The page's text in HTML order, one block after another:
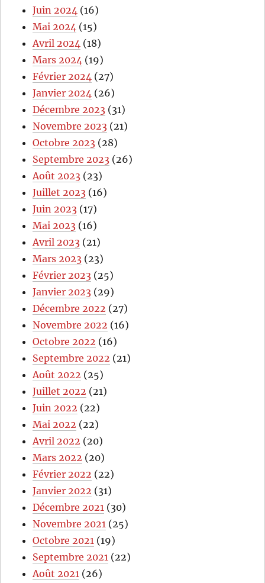
Juin 2024 (16)
Mai 2024 (15)
Avril 2024 (18)
Mars 2024 (19)
Février 2024 (27)
Janvier 2024 (26)
Décembre 2023 (31)
Novembre 2023 (21)
Octobre 2023 (28)
Septembre 2023 (26)
Août 2023 (23)
Juillet 2023 (16)
Juin 2023 (17)
Mai 2023 (16)
Avril 2023 (21)
Mars 2023 (23)
Février 2023 (25)
Janvier 2023 (29)
Décembre 2022 (27)
Novembre 2022 (16)
Octobre 2022 (16)
Septembre 2022 (21)
Août 2022 (25)
Juillet 2022 (21)
Juin 2022 (22)
Mai 2022 (22)
Avril 2022 (20)
Mars 2022 (20)
Février 2022 (22)
Janvier 2022 (31)
Décembre 2021 (30)
Novembre 2021 (25)
Octobre 2021 (19)
Septembre 2021 (22)
Août 2021 (26)